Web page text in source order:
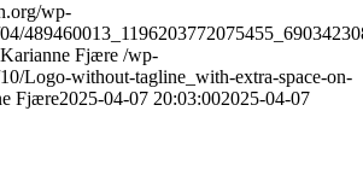
wp-
Karianne Fjære /wp-
Logo-without-tagline_with-extra-space-on-
Fjære2025-04-07 20:03:002025-04-07